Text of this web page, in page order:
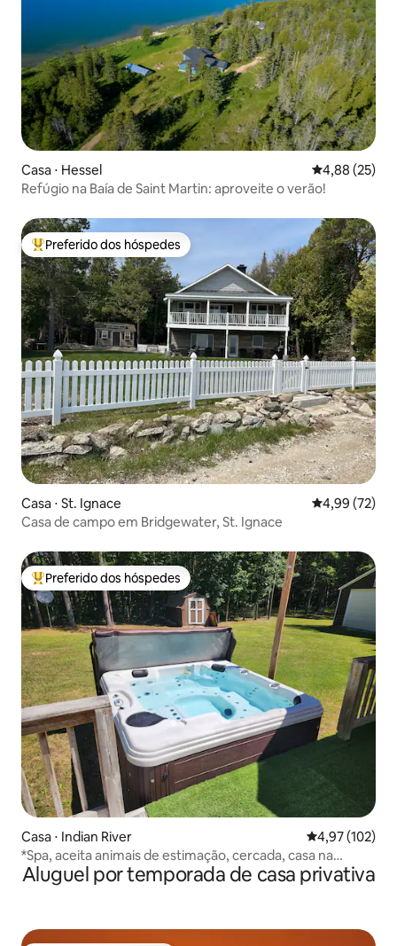
Casa ⋅ Hessel 4,88 de uma
4,88 (25)
Refúgio na Baía de Saint Martin: aproveite o verão!
Entre os melhores preferidos dos hóspedes
Preferido dos hóspedes
Casa ⋅ St. Ignace 4,99 de uma
4,99 (72)
Casa de campo em Bridgewater, St. Ignace
Entre os melhores preferidos dos hóspedes
Preferido dos hóspedes
Casa ⋅ Indian River 4,97 de uma
4,97 (102)
*Spa, aceita animais de estimação, cercada, casa na
floresta.
Aluguel por temporada de casa privativa